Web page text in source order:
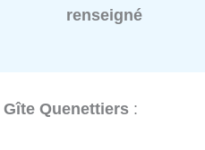
renseigné
Gîte Quenettiers :